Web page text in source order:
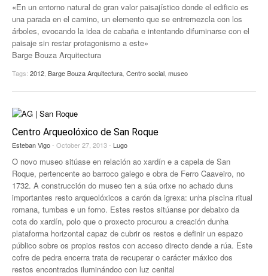
«En un entorno natural de gran valor paisajístico donde el edificio es
una parada en el camino, un elemento que se entremezcla con los
árboles, evocando la idea de cabaña e intentando difuminarse con el
paisaje sin restar protagonismo a este»
Barge Bouza Arquitectura
Tags: 2012 Barge Bouza Arquitectura Centro social museo
Centro Arqueolóxico de San Roque
Esteban Vigo- October 27, 2013 - Lugo
O novo museo sitúase en relación ao xardín e a capela de San
Roque, pertencente ao barroco galego e obra de Ferro Caaveiro, no
1732. A construcción do museo ten a súa orixe no achado duns
importantes resto arqueolóxicos a carón da igrexa: unha piscina ritual
romana, tumbas e un forno. Estes restos sitúanse por debaixo da
cota do xardín, polo que o proxecto procurou a creación dunha
plataforma horizontal capaz de cubrir os restos e definir un espazo
público sobre os propios restos con acceso directo dende a rúa. Este
cofre de pedra encerra trata de recuperar o carácter máxico dos
restos encontrados iluminándoo con luz cenital